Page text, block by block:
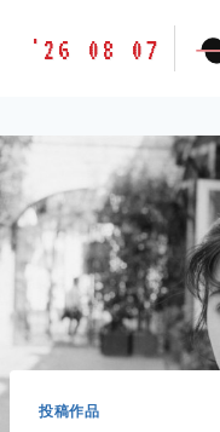
胶
味
LETSFILM
'26 08 07
投稿作品